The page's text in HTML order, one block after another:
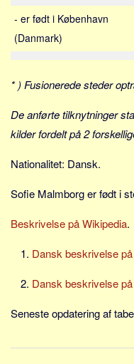
Job
Virksomhed
Investering
Social sikring og sundhed
Transport
Alle
Aspekter
Jura og regler
Skatter og afgifter
Alle
- er født i København
(Danmark)
* ) Fusionerede steder
De anførte tilknytninger
kilder fordelt på 2
Nationalitet: Dansk.
Sofie Malmborg er født i
Beskrivelse på Wikipedia.
Dansk beskrivelse
Dansk beskrivelse
Seneste opdatering af